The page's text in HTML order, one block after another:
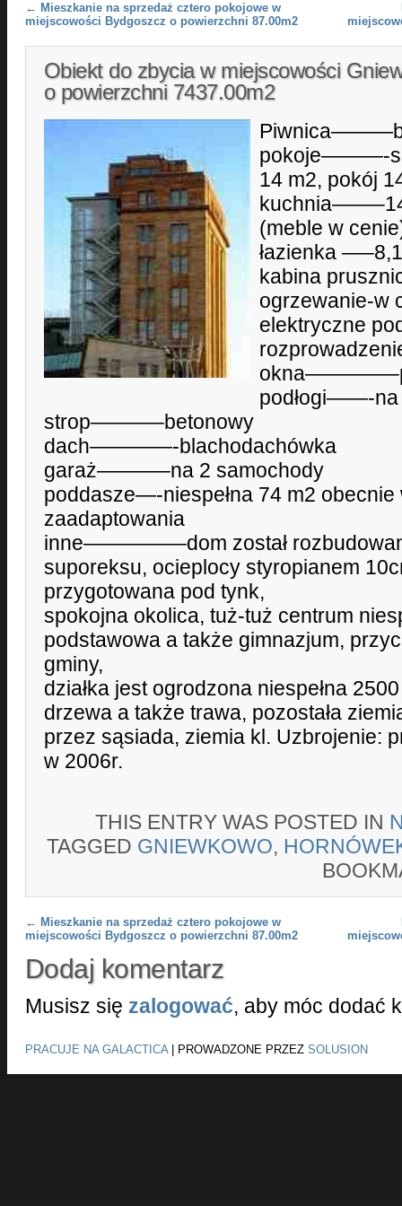
Post navigation
← Mieszkanie na sprzedaż cztero pokojowe w
miejscowości Bydgoszcz o powierzchni 87.00m2
Obiekt do zbycia w miejscowości
o powierzchni 7437.00m2
pokoje———-
14 m2, pokój
(meble w
łazienka
kabina
ogrzewanie-w
elektryczne
podłogi——-na
strop———–betonowy
dach————-blachodachówka
garaż———–na 2 samochody
poddasze—-niespełna 74 m2
zaadaptowania
inne—————dom został
suporeksu, ocieplocy styropianem
przygotowana pod tynk,
spokojna okolica, tuż-tuż centrum
podstawowa a także gimnazjum,
gminy,
działka jest ogrodzona niespełna
drzewa a także trawa, pozostała
przez sąsiada, ziemia kl. Uzbrojenie:
w 2006r.
THIS ENTRY WAS POSTED IN
TAGGED GNIEWKOWO,
Post navigation
← Mieszkanie na sprzedaż cztero pokojowe w
miejscowości Bydgoszcz o powierzchni 87.00m2
Dodaj komentarz
Musisz się zalogować, aby móc dodać
PRACUJE NA GALACTICA| PROWADZONE PRZEZ SOLUSION